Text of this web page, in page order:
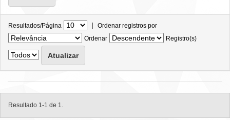
Resultados/Página | Ordenar registros por
Ordenar
Registro(s)
Resultado 1-1 de 1.